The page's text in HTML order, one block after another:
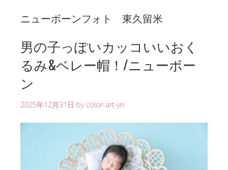
ニューボーンフォト 東久留米
男の子っぽいカッコいいおく
るみ&ベレー帽！/ニューボー
ン
2025年12月31日 by color-art-yn